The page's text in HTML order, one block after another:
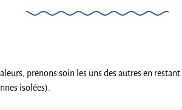
prenons soin les uns des autres en
isolées).